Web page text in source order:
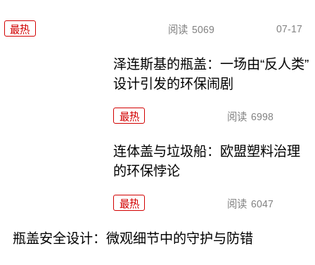
最热 阅读 5069 07-17
泽连斯基的瓶盖：一场由“反人类”
设计引发的环保闹剧
最热 阅读 6998
连体盖与垃圾船：欧盟塑料治理
的环保悖论
最热 阅读 6047
瓶盖安全设计：微观细节中的守护与防错